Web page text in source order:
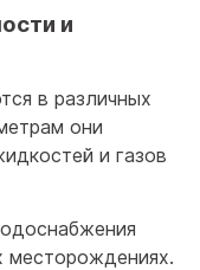
и
в различных
они
и газов
месторождениях.